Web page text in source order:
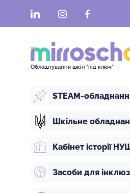
LinkedInInstagramFacebook
Облаштування шкіл "під ключ"
STEAM-
Шкільне
Кабінет історії
Засоби для